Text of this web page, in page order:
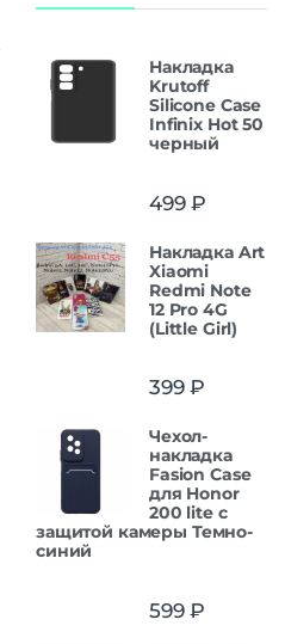
Накладка
Krutoff
Silicone Case
Infinix Hot 50
черный
499₽
Накладка Art
Xiaomi
Redmi Note
12 Pro 4G
(Little Girl)
399₽
Чехол-
накладка
Fasion Case
для Honor
200 lite с
защитой камеры Темно-
синий
599₽